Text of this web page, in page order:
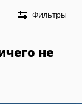
Фильтры
не